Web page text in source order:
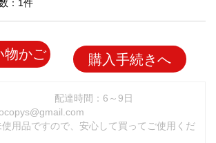
：1件
物かご 購入手続きへ
配達時間：6～9日
用品ですので、安心して買ってご使用くだ